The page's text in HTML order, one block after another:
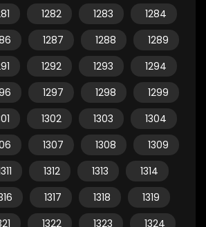
1282 1283
1284
1287 1288
1289
1292 1293
1294
1297 1298
1299
1302 1303
1304
1307 1308
1309
1312 1313
1314
1317 1318
1319
1322 1323
1324